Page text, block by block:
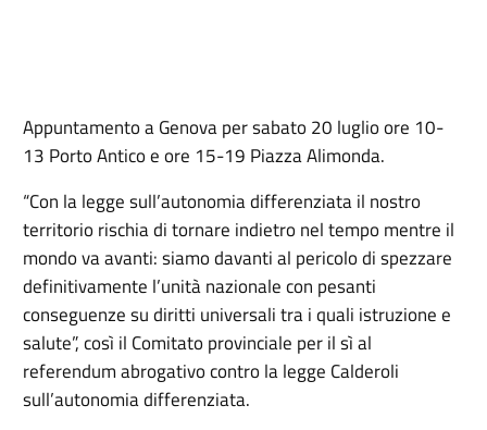
Appuntamento a Genova per sabato 20 luglio ore 10-
13 Porto Antico e ore 15-19 Piazza Alimonda.
“Con la legge sull’autonomia differenziata il nostro
territorio rischia di tornare indietro nel tempo mentre il
mondo va avanti: siamo davanti al pericolo di spezzare
definitivamente l’unità nazionale con pesanti
conseguenze su diritti universali tra i quali istruzione e
salute”, così il Comitato provinciale per il sì al
referendum abrogativo contro la legge Calderoli
sull’autonomia differenziata.